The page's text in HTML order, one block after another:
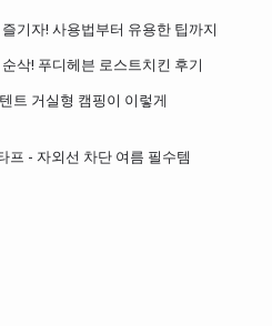
기자! 사용법부터 유용한 팁까지
삭! 푸디헤븐 로스트치킨 후기
트 거실형 캠핑이 이렇게
프 - 자외선 차단 여름 필수템